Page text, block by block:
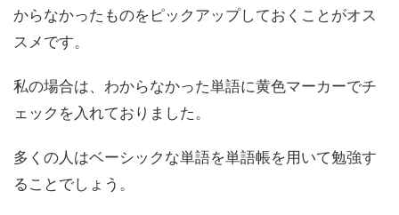
からなかったものをピックアップしておくことがオス
スメです。
私の場合は、わからなかった単語に黄色マーカーでチ
ェックを入れておりました。
多くの人はベーシックな単語を単語帳を用いて勉強す
ることでしょう。